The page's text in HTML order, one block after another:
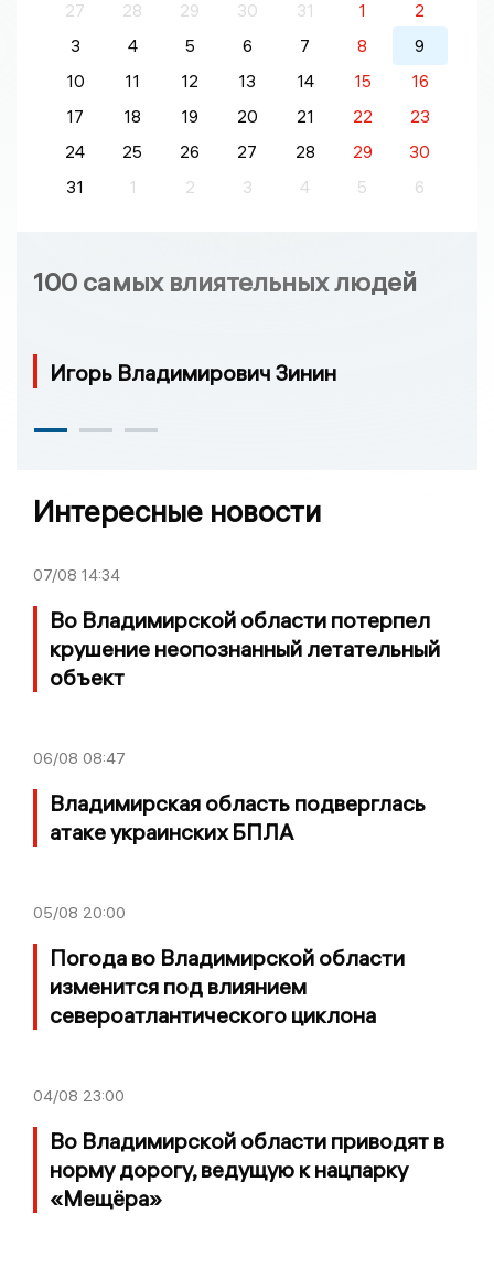
27 28 29 30 31 1
2
3
4 5 6 7 8
9
10
11 12 13 14 15
16
17
18 19 20 21 22
23
24
25 26 27 28 29
30
31
1 2 3 4 5 6
100 самых влиятельных людей
Игорь Владимирович Зинин
Интересные новости
07/08 14:34
Во Владимирской области потерпел
крушение неопознанный летательный
объект
06/08 08:47
Владимирская область подверглась
атаке украинских БПЛА
05/08 20:00
Погода во Владимирской области
изменится под влиянием
североатлантического циклона
04/08 23:00
Во Владимирской области приводят в
норму дорогу, ведущую к нацпарку
«Мещёра»